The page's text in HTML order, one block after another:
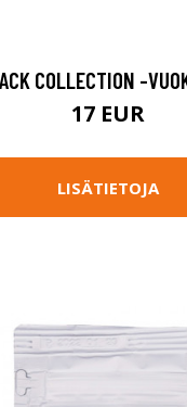
COLLECTION -
17 EUR
LISÄTIETOJA